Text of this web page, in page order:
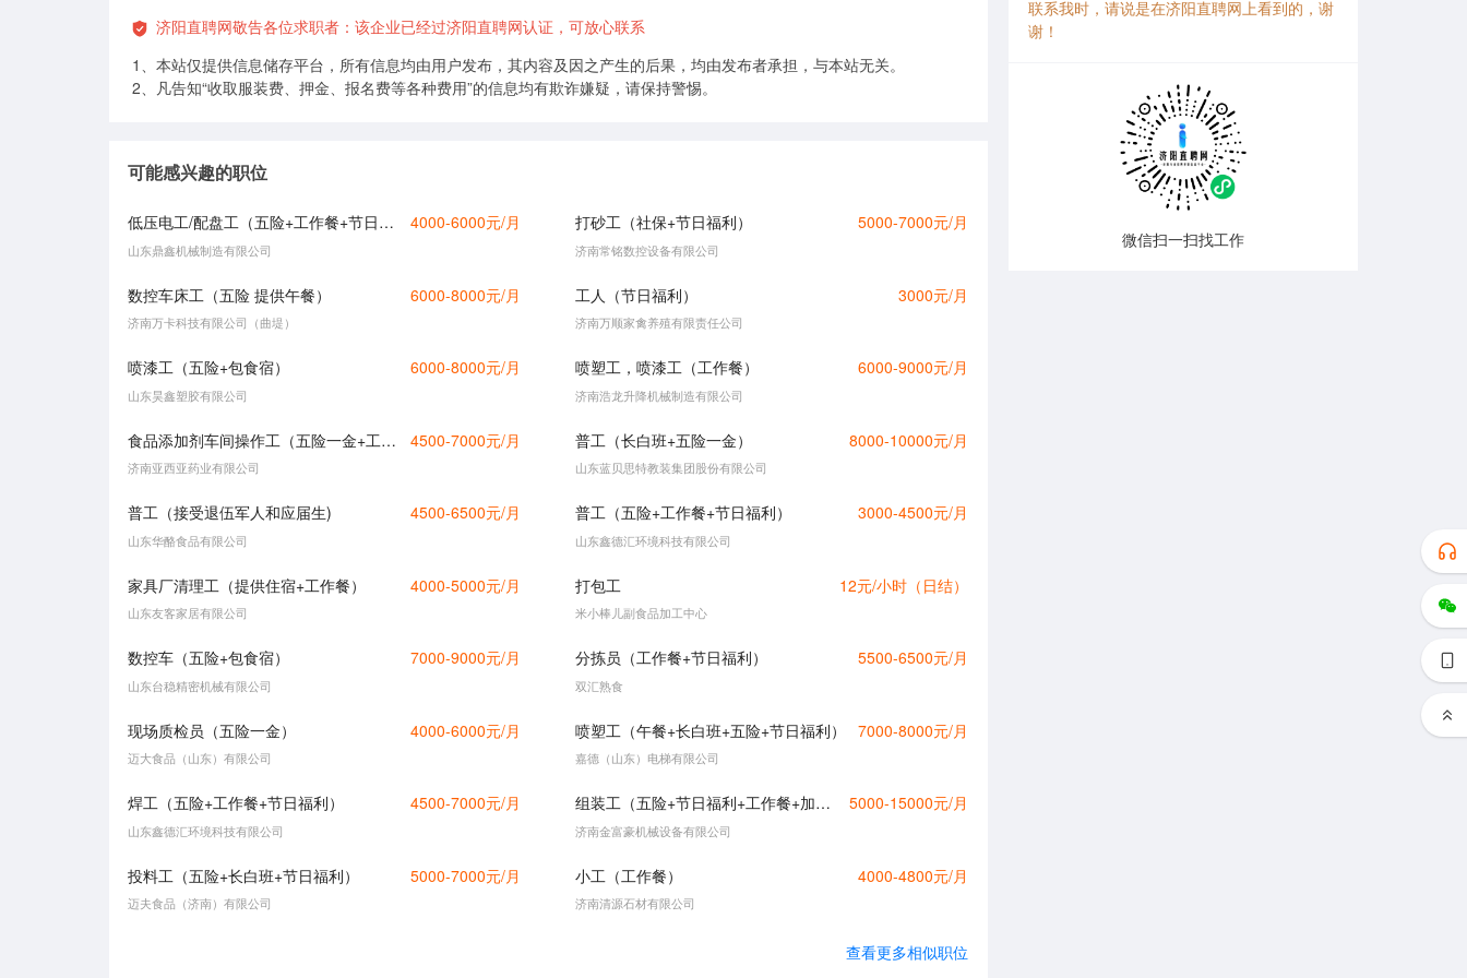
济阳直聘网敬告各位求职者：该企业已经过济阳直聘网认证，可放心联系
1、本站仅提供信息储存平台，所有信息均由用户发布，其内容及因之产生的后果，均由发布者承担，与本站无关。
2、凡告知“收取服装费、押金、报名费等各种费用”的信息均有欺诈嫌疑，请保持警惕。
可能感兴趣的职位
低压电工/配盘工（五险+工作餐+节日福利） 4000-6000元/月
山东鼎鑫机械制造有限公司
打砂工（社保+节日福利） 5000-7000元/月
济南常铭数控设备有限公司
数控车床工（五险 提供午餐） 6000-8000元/月
济南万卡科技有限公司（曲堤）
工人（节日福利） 3000元/月
济南万顺家禽养殖有限责任公司
喷漆工（五险+包食宿） 6000-8000元/月
山东昊鑫塑胶有限公司
喷塑工，喷漆工（工作餐） 6000-9000元/月
济南浩龙升降机械制造有限公司
食品添加剂车间操作工（五险一金+工作餐+节日福利） 4500-7000元/月
济南亚西亚药业有限公司
普工（长白班+五险一金） 8000-10000元/月
山东蓝贝思特教装集团股份有限公司
普工（接受退伍军人和应届生) 4500-6500元/月
山东华酪食品有限公司
普工（五险+工作餐+节日福利） 3000-4500元/月
山东鑫德汇环境科技有限公司
家具厂清理工（提供住宿+工作餐） 4000-5000元/月
山东友客家居有限公司
打包工 12元/小时（日结）
米小棒儿副食品加工中心
数控车（五险+包食宿） 7000-9000元/月
山东台稳精密机械有限公司
分拣员（工作餐+节日福利） 5500-6500元/月
双汇熟食
现场质检员（五险一金） 4000-6000元/月
迈大食品（山东）有限公司
喷塑工（午餐+长白班+五险+节日福利） 7000-8000元/月
嘉德（山东）电梯有限公司
焊工（五险+工作餐+节日福利） 4500-7000元/月
山东鑫德汇环境科技有限公司
组装工（五险+节日福利+工作餐+加班补助） 5000-15000元/月
济南金富豪机械设备有限公司
投料工（五险+长白班+节日福利） 5000-7000元/月
迈夫食品（济南）有限公司
小工（工作餐） 4000-4800元/月
济南清源石材有限公司
查看更多相似职位
联系我时，请说是在济阳直聘网上看到的，谢
谢！
微信扫一扫找工作